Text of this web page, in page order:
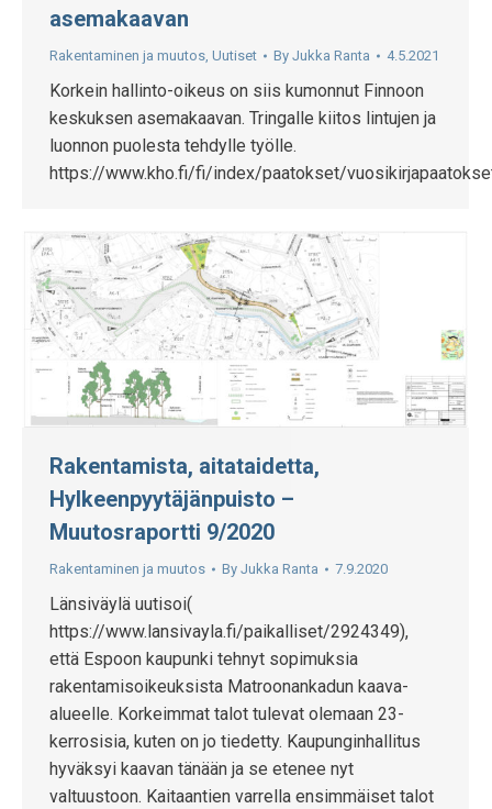
asemakaavan
Rakentaminen ja muutos Uutiset By Jukka Ranta 4.5.2021
Korkein hallinto-oikeus on siis kumonnut Finnoon
keskuksen asemakaavan. Tringalle kiitos lintujen ja
luonnon puolesta tehdylle työlle.
https://www.kho.fi/fi/index/paatokset/
Rakentamista, aitataidetta,
Hylkeenpyytäjänpuisto –
Muutosraportti 9/2020
Rakentaminen ja muutos By Jukka Ranta 7.9.2020
Länsiväylä uutisoi(
https://www.lansivayla.fi/paikalliset/2924349),
että Espoon kaupunki tehnyt sopimuksia
rakentamisoikeuksista Matroonankadun kaava-
alueelle. Korkeimmat talot tulevat olemaan 23-
kerrosisia, kuten on jo tiedetty. Kaupunginhallitus
hyväksyi kaavan tänään ja se etenee nyt
valtuustoon. Kaitaantien varrella ensimmäiset talot